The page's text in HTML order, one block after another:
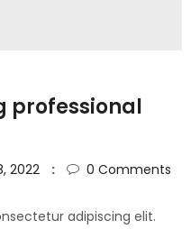
professional
2022 0 Comments
adipiscing elit.